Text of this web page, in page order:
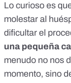
Lo curioso es
molestar al
dificultar el
una pequeña
menudo no nos
momento, sino